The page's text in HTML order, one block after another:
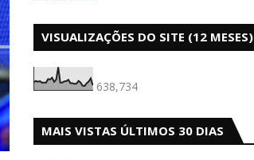
VISUALIZAÇÕES DO SITE (12 MESES)
638,734
MAIS VISTAS ÚLTIMOS 30 DIAS